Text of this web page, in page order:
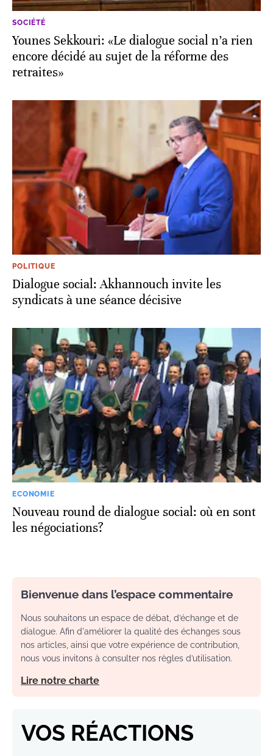
SOCIÉTÉ
Younes Sekkouri: «Le dialogue social n’a rien
encore décidé au sujet de la réforme des
retraites»
POLITIQUE
Dialogue social: Akhannouch invite les
syndicats à une séance décisive
ECONOMIE
Nouveau round de dialogue social: où en sont
les négociations?
Bienvenue dans l’espace commentaire
Nous souhaitons un espace de débat, d’échange et de
dialogue. Afin d'améliorer la qualité des échanges sous
nos articles, ainsi que votre expérience de contribution,
nous vous invitons à consulter nos règles d’utilisation.
Lire notre charte
VOS RÉACTIONS